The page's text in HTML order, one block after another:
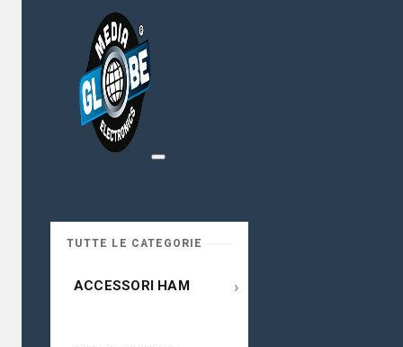
TUTTE LE CATEGORIE
ACCESSORI HAM ›